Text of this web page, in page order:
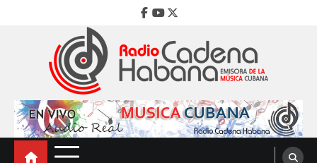
Facebook
Youtube
Twitter
Radio Cadena Habana
Emisora de la Música Cubana